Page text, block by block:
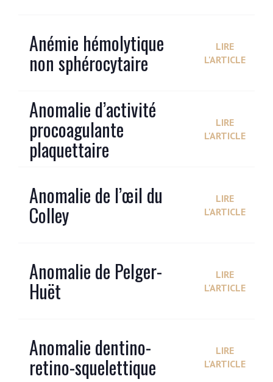
Anémie hémolytique
non sphérocytaire
LIRE
L'ARTICLE
Anomalie d’activité
procoagulante
plaquettaire
LIRE
L'ARTICLE
Anomalie de l’œil du
Colley
LIRE
L'ARTICLE
Anomalie de Pelger-
Huët
LIRE
L'ARTICLE
Anomalie dentino-
retino-squelettique
LIRE
L'ARTICLE